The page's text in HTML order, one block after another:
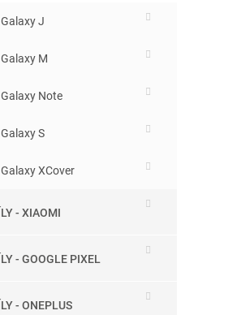
Galaxy J
Galaxy M
Galaxy Note
Galaxy S
Galaxy XCover
- XIAOMI
- GOOGLE PIXEL
- ONEPLUS